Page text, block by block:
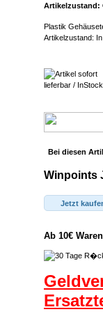
Artikelzustand:
Plastik
Artikelzustand:
Bei diesen
Winpoints
Jetzt
Ab 10€